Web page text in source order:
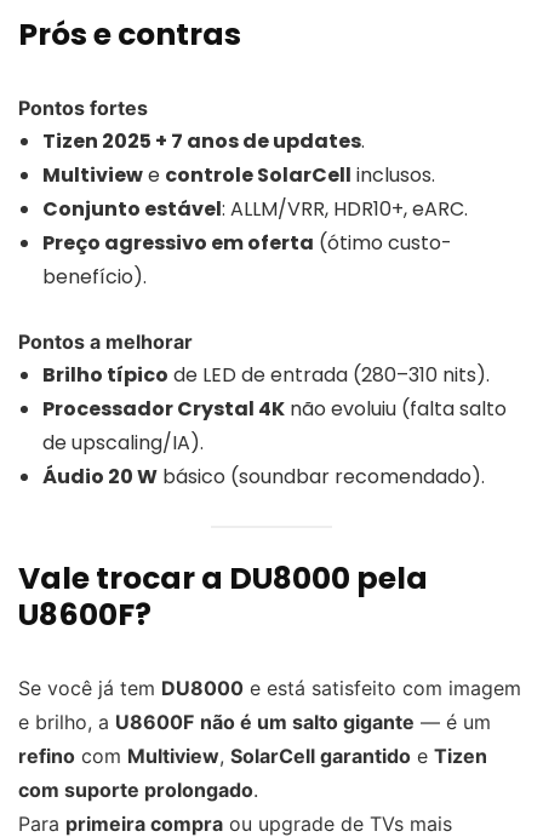
Prós e contras
Pontos fortes
Tizen 2025 + 7 anos de updates.
Multiviewe controle SolarCell inclusos.
Conjunto estável: ALLM/VRR, HDR10+, eARC.
Preço agressivo em oferta (ótimo custo-
benefício).
Pontos a melhorar
Brilho típico de LED de entrada (280–310 nits).
Processador Crystal 4K não evoluiu (falta salto
de upscaling/IA).
Áudio 20 W básico (soundbar recomendado).
Vale trocar a DU8000 pela
U8600F?
Se você já tem DU8000 e está satisfeito com imagem
e brilho, a U8600F não é um salto gigante — é um
refino com Multiview, SolarCell garantido e Tizen
com suporte prolongado.
Para primeira compra ou upgrade de TVs mais